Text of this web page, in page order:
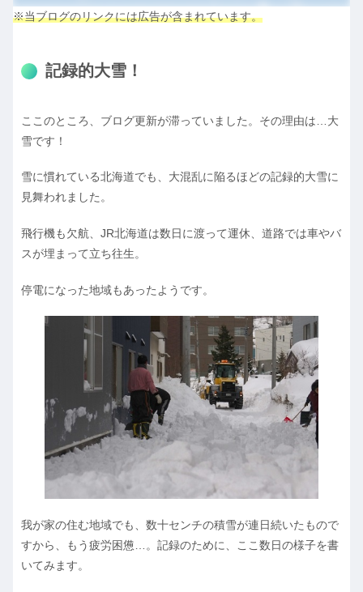
※当ブログのリンクには広告が含まれています。
記録的大雪！
ここのところ、ブログ更新が滞っていました。その理由は…大
雪です！
雪に慣れている北海道でも、大混乱に陥るほどの記録的大雪に
見舞われました。
飛行機も欠航、JR北海道は数日に渡って運休、道路では車やバ
スが埋まって立ち往生。
停電になった地域もあったようです。
我が家の住む地域でも、数十センチの積雪が連日続いたもので
すから、もう疲労困憊…。記録のために、ここ数日の様子を書
いてみます。